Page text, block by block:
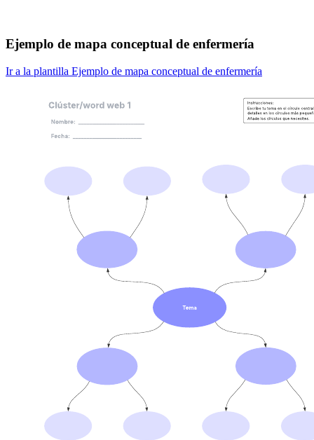
Ejemplo de mapa conceptual de enfermería
Ir a la plantilla Ejemplo de mapa conceptual de enfermería